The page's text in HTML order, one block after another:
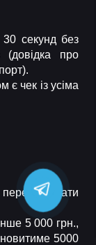
секунд без
(довідка про
чек із усіма
5 000 грн.,
5000